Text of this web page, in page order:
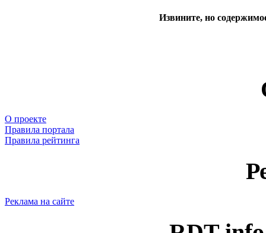
Извините, но
О проекте
Правила портала
Правила рейтинга
Реклама на сайте